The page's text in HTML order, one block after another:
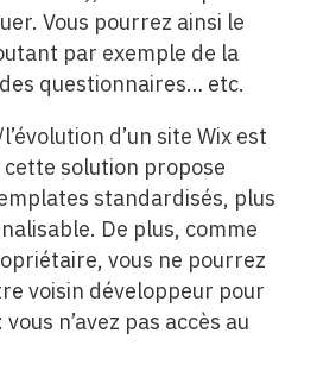
Vous pourrez ainsi le
par exemple de la
questionnaires… etc.
d’un site Wix est
solution propose
standardisés, plus
De plus, comme
vous ne pourrez
voisin développeur pour
n’avez pas accès au